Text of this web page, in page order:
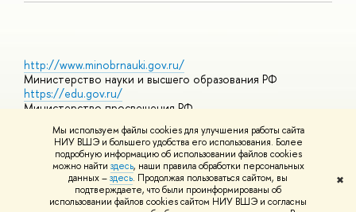
Мы используем файлы cookies для улучшения работы сайта
НИУ ВШЭ и большего удобства его использования. Более
подробную информацию об использовании файлов cookies
можно найти здесь, наши правила обработки персональных
данных –здесь. Продолжая пользоваться сайтом, вы
подтверждаете, что были проинформированы об
использовании файлов cookies сайтом НИУ ВШЭ и согласны
✖
http://www.minobrnauki.gov.ru/
Министерство науки и высшего образования РФ
https://edu.gov.ru/
Министерство просвещения РФ
Массовые открытые онлайн-курсы
© НИУ ВШЭ 1993–2026 Адреса и контактыУсловия
использования материалов Политика конфиденциальности